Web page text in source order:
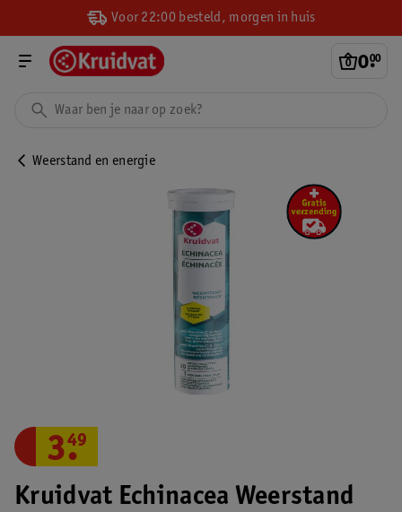
Voor 22:00 besteld, morgen in huis
0.
00
Weerstand en energie
Kruidvat Echinacea Weerstand
3.
49